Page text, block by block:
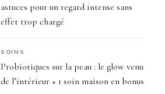
astuces pour un regard intense sans
effet trop chargé
SOINS
Probiotiques sur la peau : le glow venu
de l’intérieur + 1 soin maison en bonus